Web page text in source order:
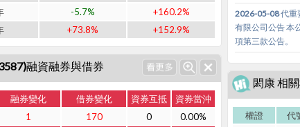
-5.7%
+160.2%
+73.8% +152.9%
融資融券與借券
融券變化 借券變化 資券互抵
資券當沖
1 170 0
0.00%
2026-05-08 代重
有限公司公告 本
項第三款公告。
閎康 相
權證 代